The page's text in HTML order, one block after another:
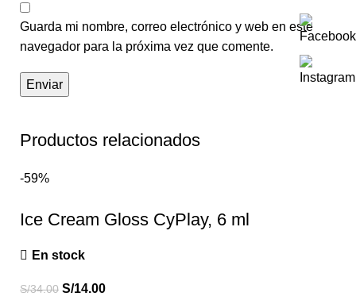
Guarda mi nombre, correo electrónico y web en este
navegador para la próxima vez que comente.
Productos relacionados
-59%
Ice Cream Gloss CyPlay, 6 ml
En stock
S/34.00 S/14.00